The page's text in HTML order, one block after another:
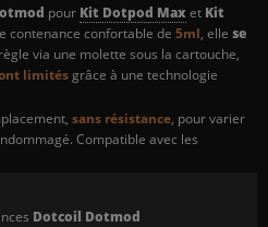
pour Kit Dotpod Maxet Kit
contenance confortable de 5ml, elle se
via une molette sous la cartouche,
limités grâce à une technologie
sans résistance, pour varier
Compatible avec les
Dotcoil Dotmod